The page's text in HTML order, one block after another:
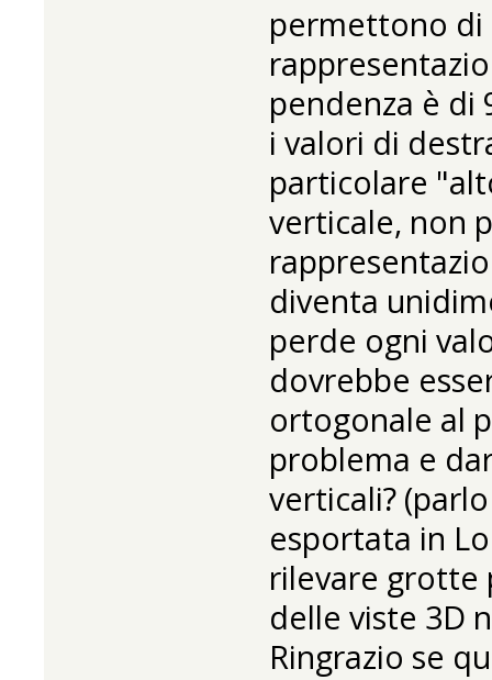
permettono
pendenza è di
i valori di
particolare
verticale, non
diventa
perde ogni
dovrebbe
ortogonale al
problema e
verticali?
esportata in
rilevare grotte
delle viste 3D
Ringrazio se